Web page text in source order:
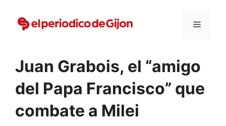
Menu
Juan Grabois, el “amigo
del Papa Francisco” que
combate a Milei